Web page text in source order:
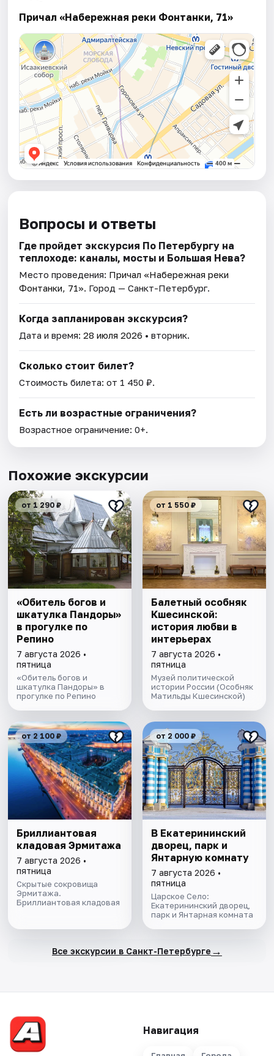
Причал «Набережная реки Фонтанки, 71»
Вопросы и ответы
Где пройдет экскурсия По Петербургу на
теплоходе: каналы, мосты и Большая Нева?
Место проведения: Причал «Набережная реки
Фонтанки, 71». Город — Санкт-Петербург.
Когда запланирован экскурсия?
Дата и время:28 июля 2026 • вторник.
Сколько стоит билет?
Стоимость билета: от 1 450 ₽.
Есть ли возрастные ограничения?
Возрастное ограничение: 0+.
Похожие экскурсии
от 1 290 ₽
«Обитель богов и
шкатулка Пандоры»
в прогулке по
Репино
7 августа 2026 •
пятница
«Обитель богов и
шкатулка Пандоры» в
прогулке по Репино
от 1 550 ₽
Балетный особняк
Кшесинской:
история любви в
интерьерах
7 августа 2026 •
пятница
Музей политической
истории России (Особняк
Матильды Кшесинской)
от 2 100 ₽
Бриллиантовая
кладовая Эрмитажа
7 августа 2026 •
пятница
Скрытые сокровища
Эрмитажа.
Бриллиантовая кладовая
от 2 000 ₽
В Екатерининский
дворец, парк и
Янтарную комнату
7 августа 2026 •
пятница
Царское Село:
Екатерининский дворец,
парк и Янтарная комната
Все экскурсии в Санкт-Петербурге →
Навигация